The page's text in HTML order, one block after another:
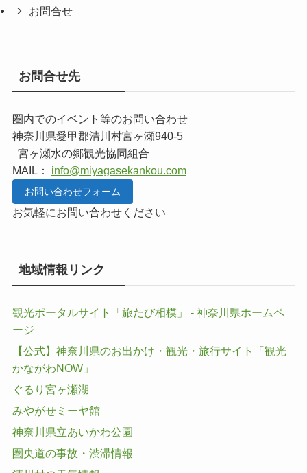
お問合せ
お問合せ先
圏内でのイベント等のお問い合わせ
神奈川県愛甲郡清川村宮ヶ瀬940-5
宮ヶ瀬水の郷観光協同組合
MAIL： info@miyagasekankou.com
お問い合わせフォーム
お気軽にお問い合わせください
地域情報リンク
観光ポータルサイト「旅たび相模」 - 神奈川県ホームペ
ージ
【公式】神奈川県のお出かけ・観光・旅行サイト「観光
かながわNOW」
ぐるり宮ヶ瀬湖
みやがせミーヤ館
神奈川県立あいかわ公園
圏央道の事故・渋滞情報